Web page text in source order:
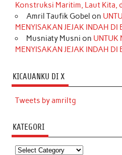
Konstruksi Maritim, Laut Kita,
Amril Taufik Gobel on
MENYISAKAN JEJAK INDAH DI
Musniaty Musni on UNTUK
MENYISAKAN JEJAK INDAH DI
KICAUANKU DI X
Tweets by amriltg
KATEGORI
Kategori